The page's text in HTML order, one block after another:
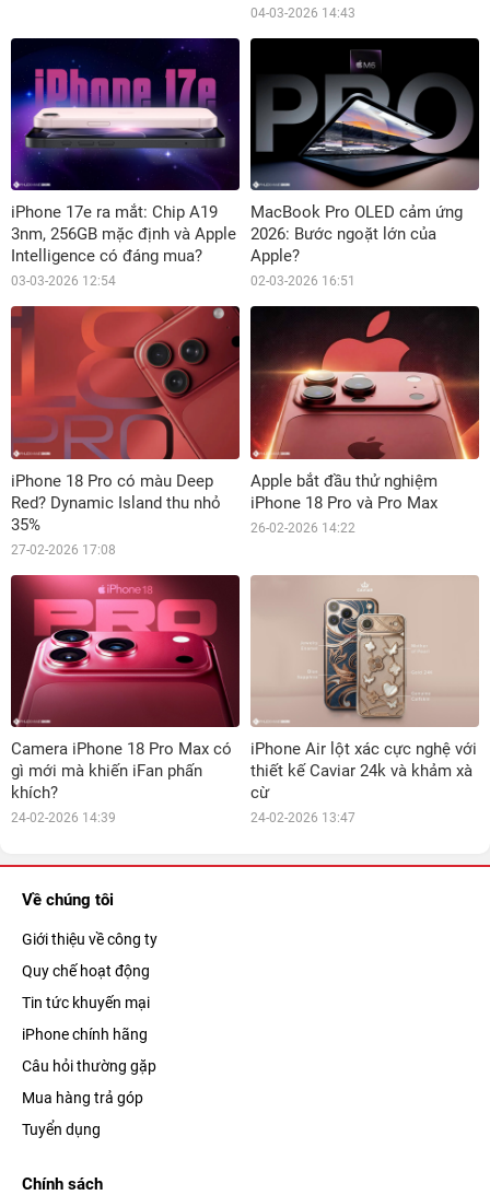
04-03-2026 14:43
iPhone 17e ra mắt: Chip A19
3nm, 256GB mặc định và Apple
Intelligence có đáng mua?
03-03-2026 12:54
MacBook Pro OLED cảm ứng
2026: Bước ngoặt lớn của
Apple?
02-03-2026 16:51
iPhone 18 Pro có màu Deep
Red? Dynamic Island thu nhỏ
35%
27-02-2026 17:08
Apple bắt đầu thử nghiệm
iPhone 18 Pro và Pro Max
26-02-2026 14:22
Camera iPhone 18 Pro Max có
gì mới mà khiến iFan phấn
khích?
24-02-2026 14:39
iPhone Air lột xác cực nghệ với
thiết kế Caviar 24k và khảm xà
cừ
24-02-2026 13:47
Về chúng tôi
Giới thiệu về công ty
Quy chế hoạt động
Tin tức khuyến mại
iPhone chính hãng
Câu hỏi thường gặp
Mua hàng trả góp
Tuyển dụng
Chính sách